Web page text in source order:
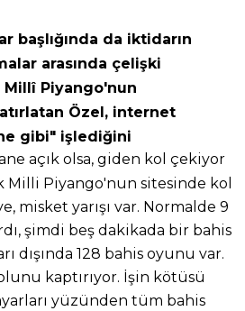
başlığında da iktidarın
arasında çelişki
Piyango'nun
Özel, internet
gibi" işlediğini
açık olsa, giden kol çekiyor
Milli Piyango'nun sitesinde kol
misket yarışı var. Normalde 9
şimdi beş dakikada bir bahis
dışında 128 bahis oyunu var.
kaptırıyor. İşin kötüsü
yüzünden tüm bahis